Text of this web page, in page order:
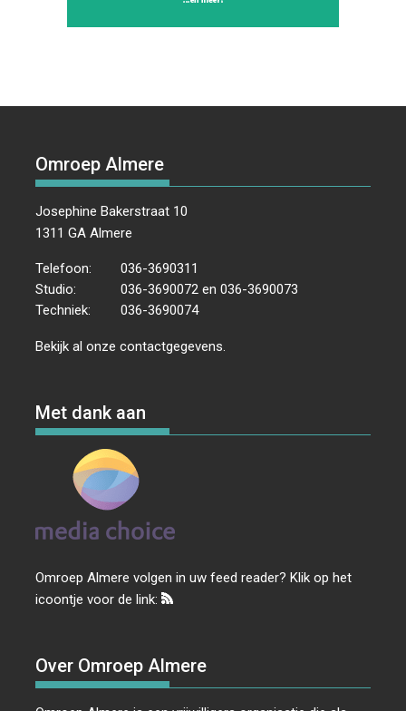
Omroep Almere
Josephine Bakerstraat 10
1311 GA Almere
Telefoon:
036-3690311
Studio:
036-3690072 en 036-3690073
Techniek:
036-3690074
Bekijk al onzecontactgegevens
Met dank aan
Omroep Almere volgen in uw feed reader? Klik op het
icoontje voor de link:
Over Omroep Almere